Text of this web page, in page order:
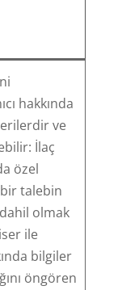
hakkında
ve
İlaç
özel
talebin
olmak
ile
bilgiler
öngören